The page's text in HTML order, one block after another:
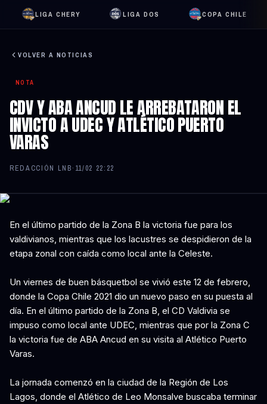
LIGA CHERY LIGA DOS COPA CHILE
VOLVER A NOTICIAS
NOTA
CDV Y ABA ANCUD LE ARREBATARON EL
INVICTO A UDEC Y ATLÉTICO PUERTO
VARAS
REDACCIÓN LNB· 11/02 22:22
En el último partido de la Zona B la victoria fue para los
valdivianos, mientras que los lacustres se despidieron de la
etapa zonal con caída como local ante la Celeste.
Un viernes de buen básquetbol se vivió este 12 de febrero,
donde la Copa Chile 2021 dio un nuevo paso en su puesta al
día. En el último partido de la Zona B, el CD Valdivia se
impuso como local ante UDEC, mientras que por la Zona C
la victoria fue de ABA Ancud en su visita al Atlético Puerto
Varas.
La jornada comenzó en la ciudad de la Región de Los
Lagos, donde el Atlético de Leo Monsalve buscaba terminar